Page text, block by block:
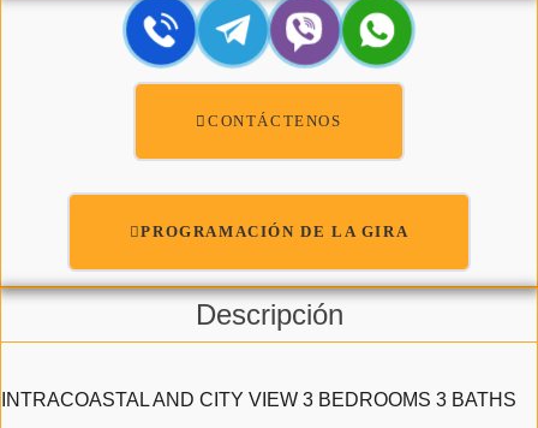
CONTÁCTENOS
PROGRAMACIÓN DE LA GIRA
Descripción
INTRACOASTAL AND CITY VIEW 3 BEDROOMS 3 BATHS